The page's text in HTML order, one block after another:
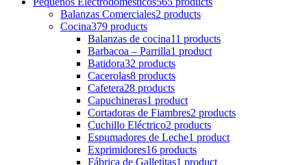
Balanzas Comerciales2 products
Cocina379 products
Balanzas de cocina11 products
Barbacoa – Parrilla1 product
Batidora32 products
Cacerolas8 products
Cafetera28 products
Capuchineras1 product
Cortadoras de Fiambres2 products
Cuchillo Eléctrico2 products
Espumadores de Leche1 product
Exprimidores16 products
Fábrica de Galletitas1 product